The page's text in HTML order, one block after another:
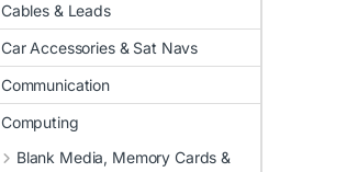
Cables & Leads
Car Accessories & Sat Navs
Communication
Computing
Blank Media, Memory Cards &